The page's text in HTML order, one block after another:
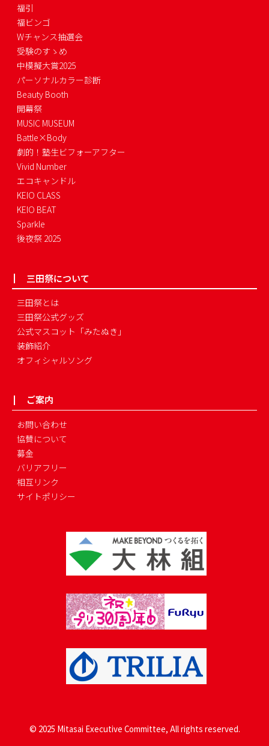
福引
福ビンゴ
Wチャンス抽選会
受験のすゝめ
中模擬大賞2025
パーソナルカラー診断
Beauty Booth
開幕祭
MUSIC MUSEUM
Battle×Body
劇的！塾生ビフォーアフター
Vivid Number
エコキャンドル
KEIO CLASS
KEIO BEAT
Sparkle
後夜祭 2025
三田祭について
三田祭とは
三田祭公式グッズ
公式マスコット「みたぬき」
装飾紹介
オフィシャルソング
ご案内
お問い合わせ
協賛について
募金
バリアフリー
相互リンク
サイトポリシー
© 2025 Mitasai Executive Committee, All rights reserved.